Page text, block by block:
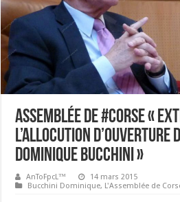
Assemblée de #Corse «
l’allocution d’ouverture
Dominique BUCCHINI »
AnToFpcL™
14 mars 2015
Bucchini Dominique, L'Assemblée de